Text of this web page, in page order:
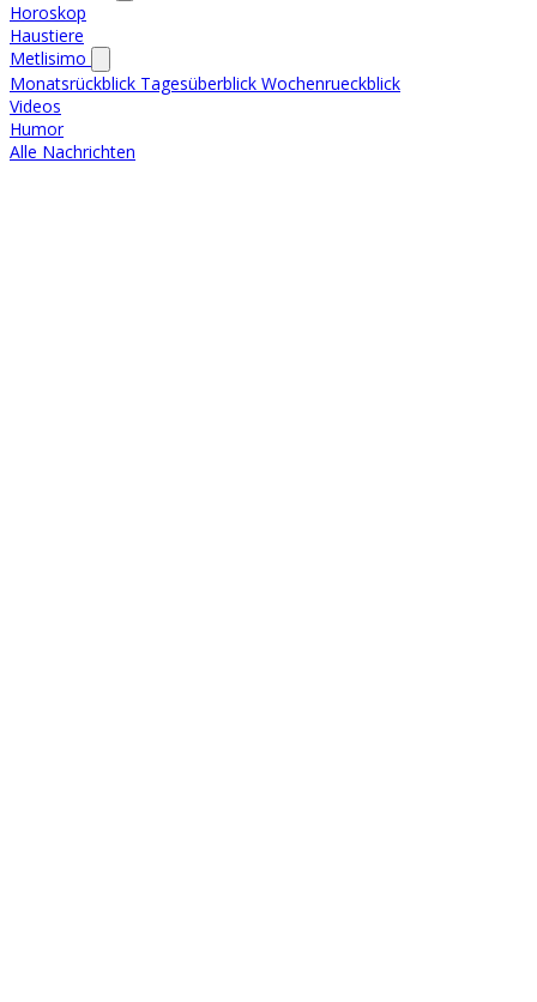
Horoskop
Haustiere
Metlisimo
Monatsrückblick Tagesüberblick Wochenrueckblick
Videos
Humor
Alle Nachrichten